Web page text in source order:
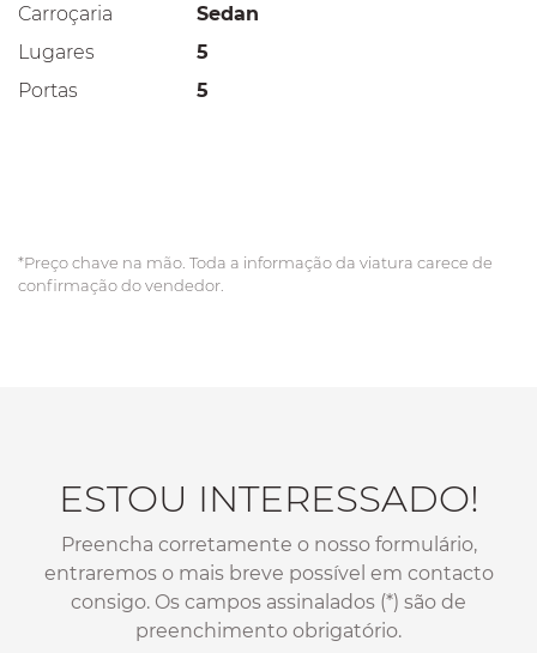
Carroçaria
Sedan
Lugares
5
Portas
5
*Preço chave na mão. Toda a informação da viatura carece de
confirmação do vendedor.
ESTOU INTERESSADO!
Preencha corretamente o nosso formulário,
entraremos o mais breve possível em contacto
consigo. Os campos assinalados (*) são de
preenchimento obrigatório.